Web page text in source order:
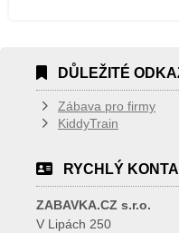
DŮLEŽITÉ
Zábava pro firmy
KiddyTrain
RYCHLÝ
ZABAVKA.CZ s.r.o.
V Lipách 250